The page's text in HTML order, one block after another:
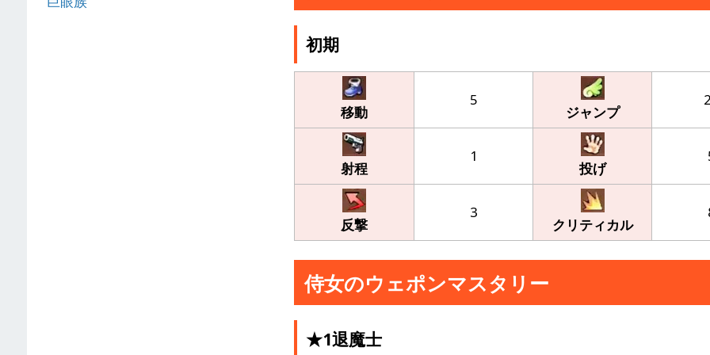
初期
移動
5
ジャンプ
射程
1
投げ
反撃
3
クリティカル
侍女のウェポンマスタリー
★1退魔士